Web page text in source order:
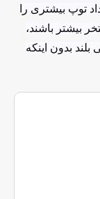
توپ بیشتری را
بیشتر باشند،
بلند بدون اینکه